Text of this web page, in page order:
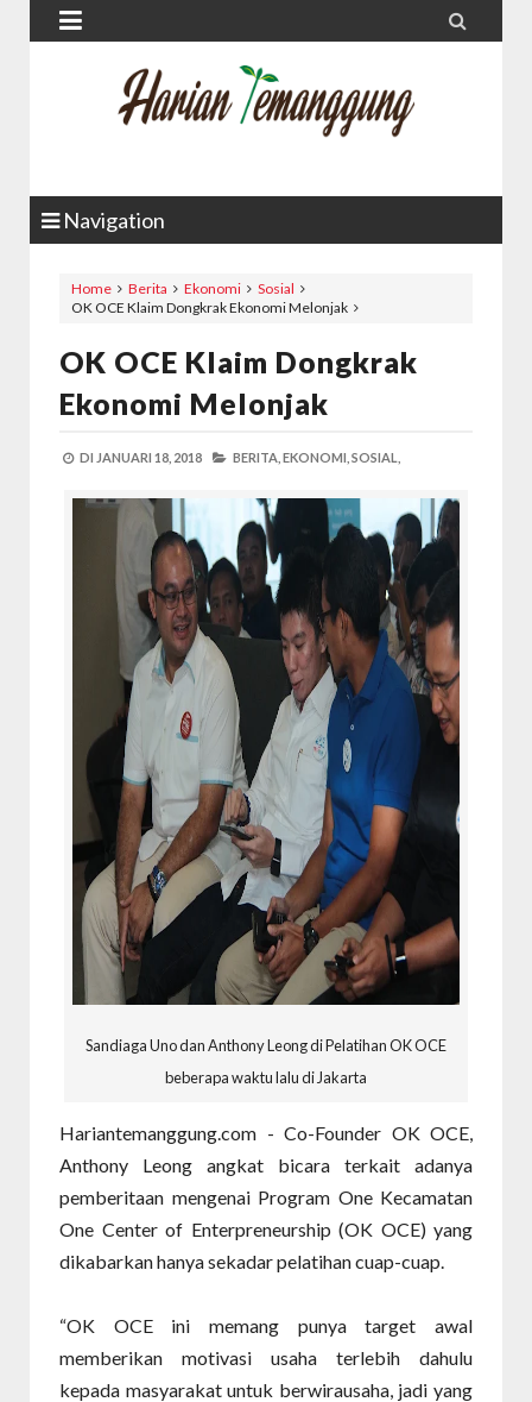
 
Navigation
Home Berita Ekonomi
Sosial
OK OCE Klaim Dongkrak Ekonomi Melonjak
OK OCE Klaim Dongkrak
Ekonomi Melonjak
DI JANUARI 18, 2018 BERITA, EKONOMI, SOSIAL,
Sandiaga Uno dan Anthony Leong di Pelatihan OK OCE
beberapa waktu lalu di Jakarta
Hariantemanggung.com - Co-Founder OK OCE,
Anthony Leong angkat bicara terkait adanya
pemberitaan mengenai Program One Kecamatan
One Center of Enterpreneurship (OK OCE) yang
dikabarkan hanya sekadar pelatihan cuap-cuap.
“OK OCE ini memang punya target awal
memberikan motivasi usaha terlebih dahulu
kepada masyarakat untuk berwirausaha, jadi yang